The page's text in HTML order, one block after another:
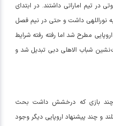
در تیم اماراتی داشتند. در ابتدای
داشت و حتی در نیم فصل
مطرح شد اما رفته رفته شرایط
شباب الاهلی دبی تبدیل شد و
بازی که درخشش داشت بحث
و چند پیشنهاد اروپایی دیگر وجود